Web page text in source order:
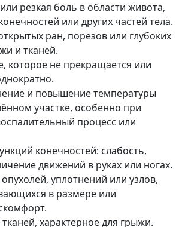
резкая боль в области живота,
или других частей тела.
ран, порезов или глубоких
и тканей.
которое не прекращается или
и повышение температуры
участке, особенно при
процесс или
конечностей: слабость,
движений в руках или ногах.
уплотнений или узлов,
в размере или
характерное для грыжи.